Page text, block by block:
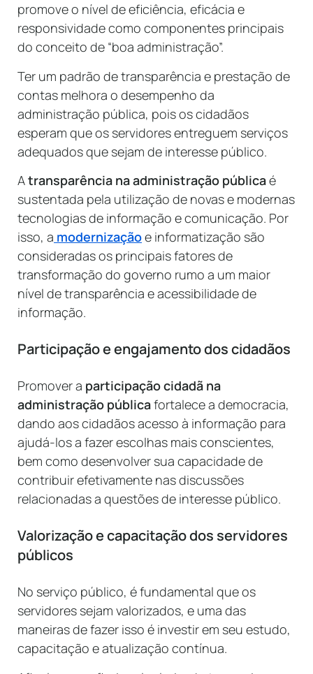
promove o nível de eficiência, eficácia e
responsividade como componentes principais
do conceito de “boa administração”.
Ter um padrão de transparência e prestação de
contas melhora o desempenho da
administração pública, pois os cidadãos
esperam que os servidores entreguem serviços
adequados que sejam de interesse público.
Atransparência na administração públicaé
sustentada pela utilização de novas e modernas
tecnologias de informação e comunicação. Por
isso, a modernizaçãoe informatização são
consideradas os principais fatores de
transformação do governo rumo a um maior
nível de transparência e acessibilidade de
informação.
Participação e engajamento dos cidadãos
Promover a participação cidadã na
administração públicafortalece a democracia,
dando aos cidadãos acesso à informação para
ajudá-los a fazer escolhas mais conscientes,
bem como desenvolver sua capacidade de
contribuir efetivamente nas discussões
relacionadas a questões de interesse público.
Valorização e capacitação dos servidores
públicos
No serviço público, é fundamental que os
servidores sejam valorizados, e uma das
maneiras de fazer isso é investir em seu estudo,
capacitação e atualização contínua.